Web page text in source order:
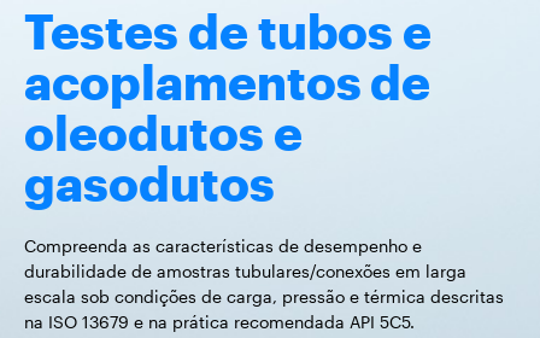
Testes de tubos e
acoplamentos de
oleodutos e
gasodutos
Compreenda as características de desempenho e
durabilidade de amostras tubulares/conexões em larga
escala sob condições de carga, pressão e térmica descritas
na ISO 13679 e na prática recomendada API 5C5.